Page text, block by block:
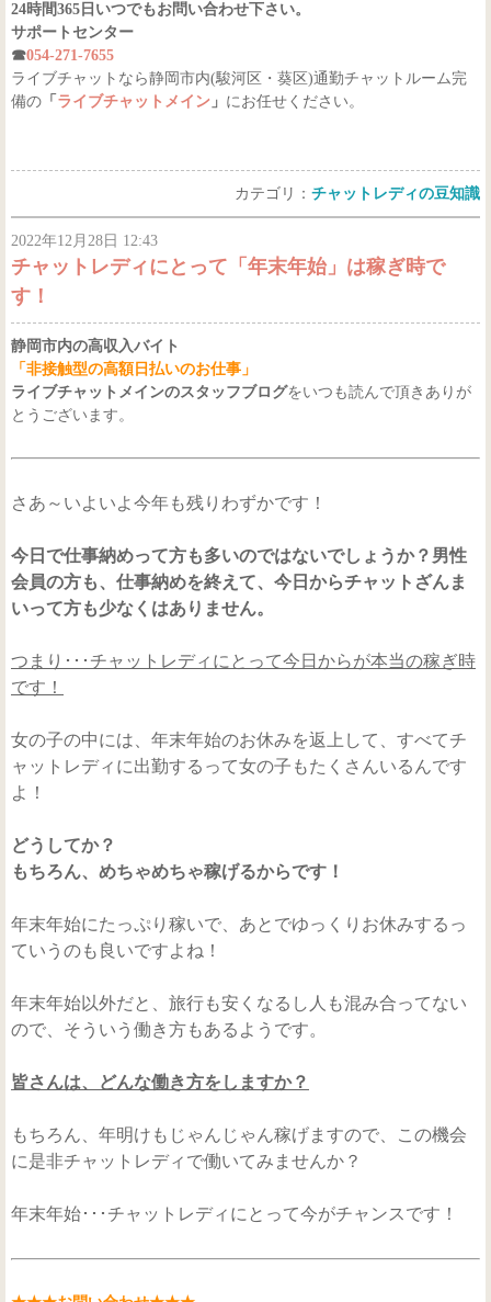
24時間365日いつでもお問い合わせ下さい。
サポートセンター
☎054-271-7655
ライブチャットなら静岡市内(駿河区・葵区)通勤チャットルーム完
備の 「 ライブチャットメイン 」 にお任せください。
カテゴリ： チャットレディの豆知識
2022年12月28日 12:43
チャットレディにとって「年末年始」は稼ぎ時で
す！
静岡市内の高収入バイト
「非接触型の高額日払いのお仕事」
ライブチャットメインのスタッフブログをいつも読んで頂きありが
とうございます。
さあ～いよいよ今年も残りわずかです！
今日で仕事納めって方も多いのではないでしょうか？男性
会員の方も、仕事納めを終えて、今日からチャットざんま
いって方も少なくはありません。
つまり･･･チャットレディにとって今日からが本当の稼ぎ時
です！
女の子の中には、年末年始のお休みを返上して、すべてチ
ャットレディに出勤するって女の子もたくさんいるんです
よ！
どうしてか？
もちろん、めちゃめちゃ稼げるからです！
年末年始にたっぷり稼いで、あとでゆっくりお休みするっ
ていうのも良いですよね！
年末年始以外だと、旅行も安くなるし人も混み合ってない
ので、そういう働き方もあるようです。
皆さんは、どんな働き方をしますか？
もちろん、年明けもじゃんじゃん稼げますので、この機会
に是非チャットレディで働いてみませんか？
年末年始･･･チャットレディにとって今がチャンスです！